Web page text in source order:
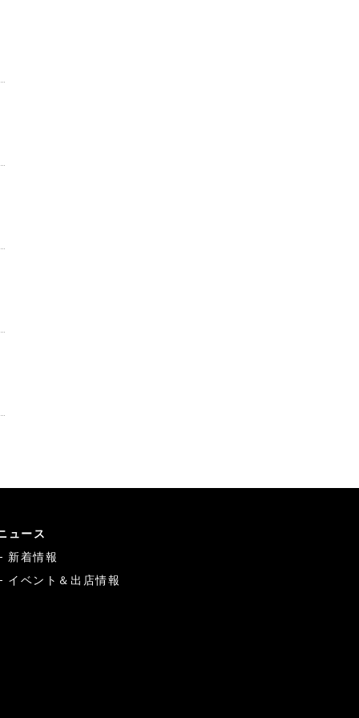
ュース
新着情報
イベント＆出店情報